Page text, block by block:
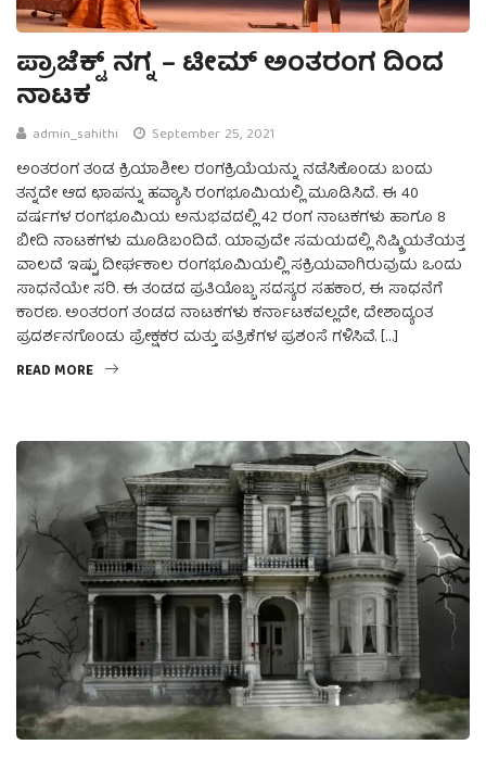
ಪ್ರಾಜೆಕ್ಟ್ ನಗ್ನ – ಟೀಮ್ ಅಂತರಂಗ ದಿಂದ
ನಾಟಕ
admin_sahithi September 25, 2021
ಅಂತರಂಗ ತಂಡ ಕ್ರಿಯಾಶೀಲ ರಂಗಕ್ರಿಯೆಯನ್ನು ನಡೆಸಿಕೊಂಡು ಬಂದು
ತನ್ನದೇ ಆದ ಛಾಪನ್ನು ಹವ್ಯಾಸಿ ರಂಗಭೂಮಿಯಲ್ಲಿ ಮೂಡಿಸಿದೆ. ಈ 40
ವರ್ಷಗಳ ರಂಗಭೂಮಿಯ ಅನುಭವದಲ್ಲಿ 42 ರಂಗ ನಾಟಕಗಳು ಹಾಗೂ 8
ಬೀದಿ ನಾಟಕಗಳು ಮೂಡಿಬಂದಿದೆ. ಯಾವುದೇ ಸಮಯದಲ್ಲಿ ನಿಷ್ಕ್ರಿಯತೆಯತ್ತ
ವಾಲದೆ ಇಷ್ಟು ದೀರ್ಘಕಾಲ ರಂಗಭೂಮಿಯಲ್ಲಿ ಸಕ್ರಿಯವಾಗಿರುವುದು ಒಂದು
ಸಾಧನೆಯೇ ಸರಿ. ಈ ತಂಡದ ಪ್ರತಿಯೊಬ್ಬ ಸದಸ್ಯರ ಸಹಕಾರ, ಈ ಸಾಧನೆಗೆ
ಕಾರಣ. ಅಂತರಂಗ ತಂಡದ ನಾಟಕಗಳು ಕರ್ನಾಟಕವಲ್ಲದೇ, ದೇಶಾದ್ಯಂತ
ಪ್ರದರ್ಶನಗೊಂಡು ಪ್ರೇಕ್ಷಕರ ಮತ್ತು ಪತ್ರಿಕೆಗಳ ಪ್ರಶಂಸೆ ಗಳಿಸಿವೆ. […]
READ MORE